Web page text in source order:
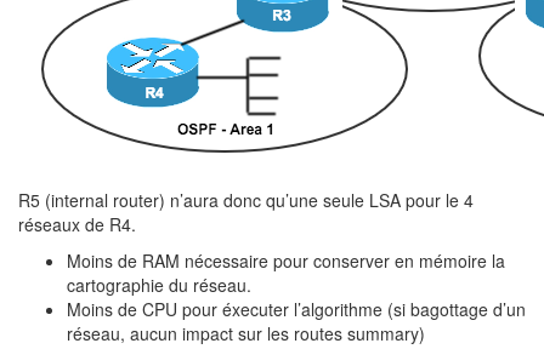
R5 (internal router) n’aura donc qu’une seule LSA pour le 4
réseaux de R4.
Moins de RAM nécessaire pour conserver en mémoire la
cartographie du réseau.
Moins de CPU pour éxecuter l’algorithme (si bagottage d’un
réseau, aucun impact sur les routes summary)